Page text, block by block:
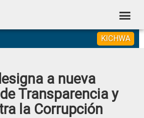
KICHWA
a nueva
Transparencia y
la Corrupción